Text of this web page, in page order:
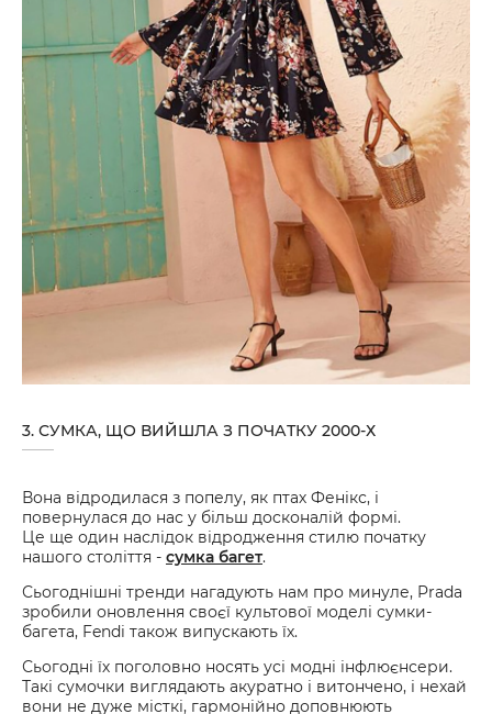
3. СУМКА, ЩО ВИЙШЛА З ПОЧАТКУ 2000-Х
Вона відродилася з попелу, як птах Фенікс, і
повернулася до нас у більш досконалій формі.
Це ще один наслідок відродження стилю початку
нашого століття - сумка багет.
Сьогоднішні тренди нагадують нам про минуле, Prada
зробили оновлення своєї культової моделі сумки-
багета, Fendi також випускають їх.
Сьогодні їх поголовно носять усі модні інфлюєнсери.
Такі сумочки виглядають акуратно і витончено, і нехай
вони не дуже місткі, гармонійно доповнюють